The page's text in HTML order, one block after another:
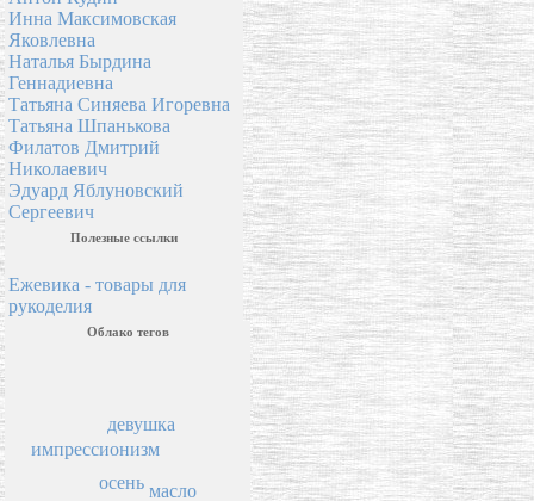
Инна Максимовская
Яковлевна
Наталья Бырдина
Геннадиевна
Татьяна Синяева Игоревна
Татьяна Шпанькова
Филатов Дмитрий
Николаевич
Эдуард Яблуновский
Сергеевич
Полезные ссылки
Ежевика - товары для
рукоделия
Облако тегов
осень масло
импрессионизм
девушка